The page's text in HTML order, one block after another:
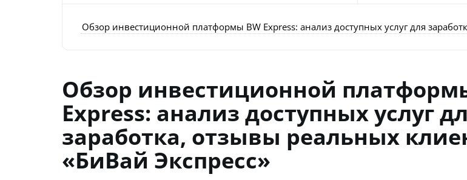
Обзор инвестиционной платформы BW Express: анализ доступных услуг для
Обзор инвестиционной
Express: анализ доступных услуг
заработка, отзывы реальных
«БиВай Экспресс»